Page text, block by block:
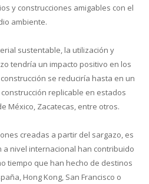
y construcciones amigables con el
ambiente.
sustentable, la utilización y
tendría un impacto positivo en los
se reduciría hasta en un
replicable en estados
México, Zacatecas, entre otros.
creadas a partir del sargazo, es
nivel internacional han contribuido
tiempo que han hecho de destinos
Hong Kong, San Francisco o